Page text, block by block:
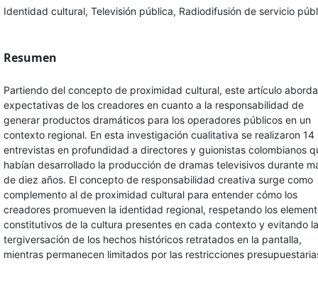
Identidad cultural, Televisión pública, Radiodifusión de servicio
Resumen
Partiendo del concepto de proximidad cultural, este artículo
expectativas de los creadores en cuanto a la responsabilidad de
generar productos dramáticos para los operadores públicos en un
contexto regional. En esta investigación cualitativa se realizaron 14
entrevistas en profundidad a directores y guionistas colombianos
habían desarrollado la producción de dramas televisivos durante
de diez años. El concepto de responsabilidad creativa surge como
complemento al de proximidad cultural para entender cómo los
creadores promueven la identidad regional, respetando los
constitutivos de la cultura presentes en cada contexto y evitando la
tergiversación de los hechos históricos retratados en la pantalla,
mientras permanecen limitados por las restricciones